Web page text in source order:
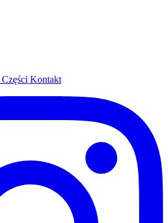
Kontakt